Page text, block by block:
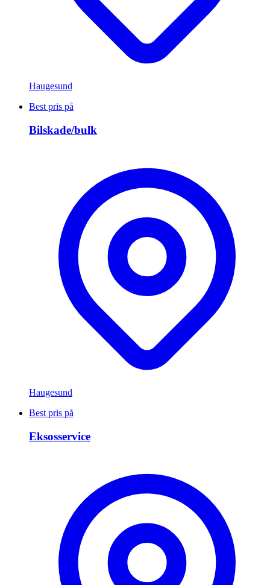
Haugesund
Best pris på
Bilskade/bulk
Haugesund
Best pris på
Eksosservice